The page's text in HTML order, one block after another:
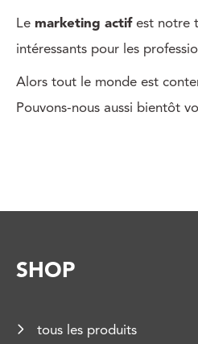
Le marketing actifest notre
intéressants pour les
Alors tout le monde est
Pouvons-nous aussi bientôt
SHOP
tous les produits